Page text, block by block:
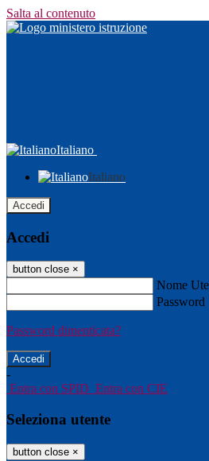
Salta al contenuto
Italiano
Italiano
Accedi
Accedi
button close ×
Nome
Password
Password dimenticata?
-
Entra con SPID Entra con CIE
Seleziona utente
button close ×